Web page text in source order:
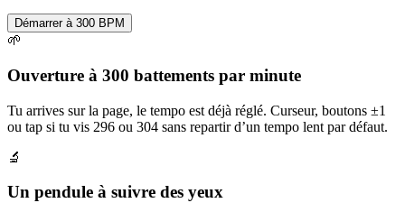
Démarrer à 300 BPM
🌱
Ouverture à 300 battements par minute
Tu arrives sur la page, le tempo est déjà réglé. Curseur, boutons ±1
ou tap si tu vis 296 ou 304 sans repartir d’un tempo lent par défaut.
🔬
Un pendule à suivre des yeux